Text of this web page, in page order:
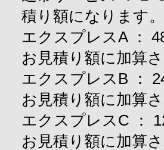
積り額になります
エクスプレスA ：
お見積り額に加算
エクスプレスB ：
お見積り額に加算
エクスプレスC ：
お見積り額に加算